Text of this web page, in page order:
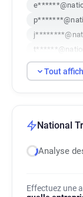
Tout
National
Analyse
Effectuez une